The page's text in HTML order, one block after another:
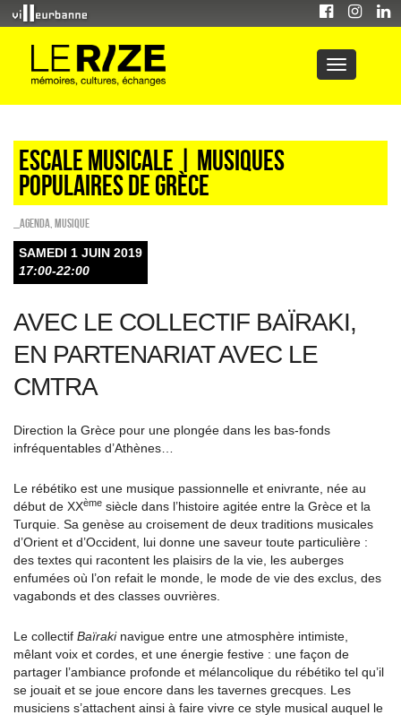
Escale musicale | Musiques
populaires de Grèce
_Agenda Musique
SAMEDI 1 JUIN 2019
17:00-22:00
AVEC LE COLLECTIF BAÏRAKI,
EN PARTENARIAT AVEC LE
CMTRA
Direction la Grèce pour une plongée dans les bas-fonds
infréquentables d’Athènes…
Le rébétiko est une musique passionnelle et enivrante, née au
début de XXème siècle dans l’histoire agitée entre la Grèce et la
Turquie. Sa genèse au croisement de deux traditions musicales
d’Orient et d’Occident, lui donne une saveur toute particulière :
des textes qui racontent les plaisirs de la vie, les auberges
enfumées où l’on refait le monde, le mode de vie des exclus, des
vagabonds et des classes ouvrières.
Le collectif Baïrakinavigue entre une atmosphère intimiste,
mêlant voix et cordes, et une énergie festive : une façon de
partager l’ambiance profonde et mélancolique du rébétiko tel qu’il
se jouait et se joue encore dans les tavernes grecques. Les
musiciens s’attachent ainsi à faire vivre ce style musical auquel le